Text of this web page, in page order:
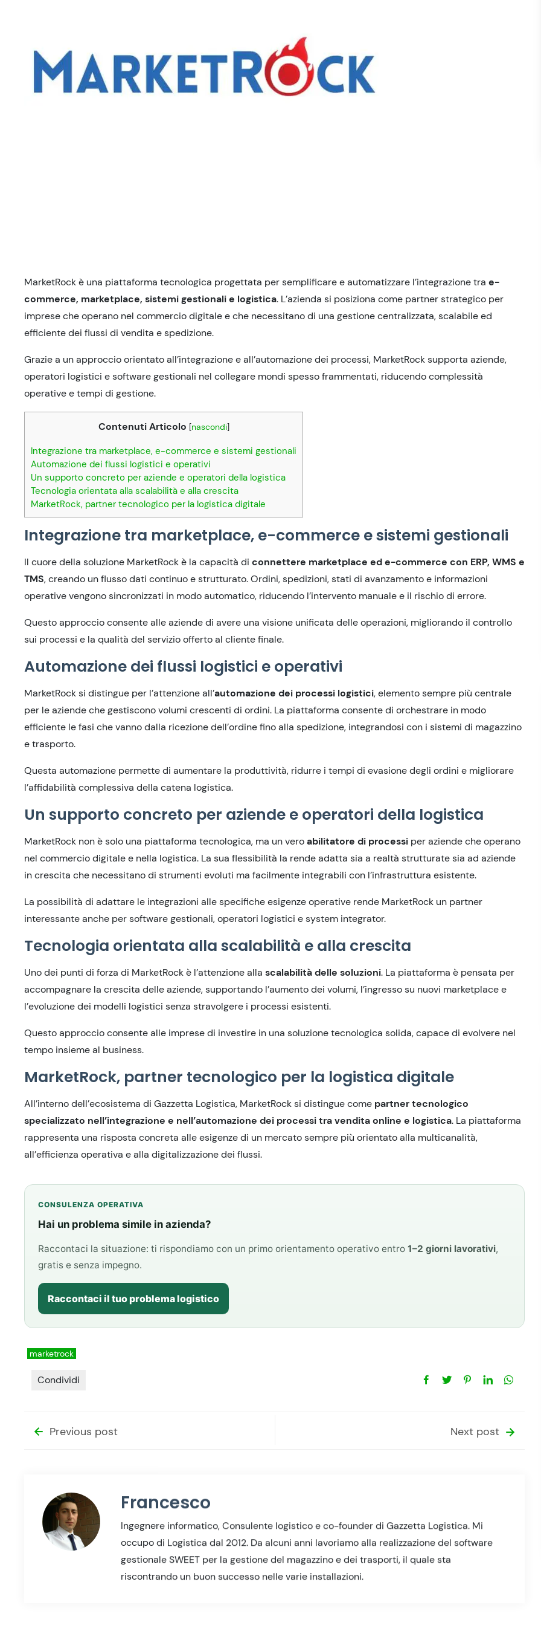
MarketRock è una piattaforma tecnologica progettata per semplificare e automatizzare l’integrazione tra e-
commerce, marketplace, sistemi gestionali e logistica. L’azienda si posiziona come partner strategico per
imprese che operano nel commercio digitale e che necessitano di una gestione centralizzata, scalabile ed
efficiente dei flussi di vendita e spedizione.
Grazie a un approccio orientato all’integrazione e all’automazione dei processi, MarketRock supporta aziende,
operatori logistici e software gestionali nel collegare mondi spesso frammentati, riducendo complessità
operative e tempi di gestione.
Contenuti Articolo [nascondi]
Integrazione tra marketplace, e-commerce e sistemi gestionali
Automazione dei flussi logistici e operativi
Un supporto concreto per aziende e operatori della logistica
Tecnologia orientata alla scalabilità e alla crescita
MarketRock, partner tecnologico per la logistica digitale
Integrazione tra marketplace, e-commerce e sistemi gestionali
Il cuore della soluzione MarketRock è la capacità di connettere marketplace ed e-commerce con ERP, WMS e
TMS, creando un flusso dati continuo e strutturato. Ordini, spedizioni, stati di avanzamento e informazioni
operative vengono sincronizzati in modo automatico, riducendo l’intervento manuale e il rischio di errore.
Questo approccio consente alle aziende di avere una visione unificata delle operazioni, migliorando il controllo
sui processi e la qualità del servizio offerto al cliente finale.
Automazione dei flussi logistici e operativi
MarketRock si distingue per l’attenzione all’automazione dei processi logistici, elemento sempre più centrale
per le aziende che gestiscono volumi crescenti di ordini. La piattaforma consente di orchestrare in modo
efficiente le fasi che vanno dalla ricezione dell’ordine fino alla spedizione, integrandosi con i sistemi di magazzino
e trasporto.
Questa automazione permette di aumentare la produttività, ridurre i tempi di evasione degli ordini e migliorare
l’affidabilità complessiva della catena logistica.
Un supporto concreto per aziende e operatori della logistica
MarketRock non è solo una piattaforma tecnologica, ma un veroabilitatore di processi per aziende che operano
nel commercio digitale e nella logistica. La sua flessibilità la rende adatta sia a realtà strutturate sia ad aziende
in crescita che necessitano di strumenti evoluti ma facilmente integrabili con l’infrastruttura esistente.
La possibilità di adattare le integrazioni alle specifiche esigenze operative rende MarketRock un partner
interessante anche per software gestionali, operatori logistici e system integrator.
Tecnologia orientata alla scalabilità e alla crescita
Uno dei punti di forza di MarketRock è l’attenzione alla scalabilità delle soluzioni. La piattaforma è pensata per
accompagnare la crescita delle aziende, supportando l’aumento dei volumi, l’ingresso su nuovi marketplace e
l’evoluzione dei modelli logistici senza stravolgere i processi esistenti.
Questo approccio consente alle imprese di investire in una soluzione tecnologica solida, capace di evolvere nel
tempo insieme al business.
MarketRock, partner tecnologico per la logistica digitale
All’interno dell’ecosistema di Gazzetta Logistica, MarketRock si distingue come partner tecnologico
specializzato nell’integrazione e nell’automazione dei processi tra vendita online e logistica. La piattaforma
rappresenta una risposta concreta alle esigenze di un mercato sempre più orientato alla multicanalità,
all’efficienza operativa e alla digitalizzazione dei flussi.
CONSULENZA OPERATIVA
Hai un problema simile in azienda?
Raccontaci la situazione: ti rispondiamo con un primo orientamento operativo entro1–2 giorni lavorativi,
gratis e senza impegno.
Raccontaci il tuo problema logistico
marketrock
Condividi
Previous post Next post
Francesco
Ingegnere informatico, Consulente logistico e co-founder di Gazzetta Logistica. Mi
occupo di Logistica dal 2012. Da alcuni anni lavoriamo alla realizzazione del software
gestionale SWEET per la gestione del magazzino e dei trasporti, il quale sta
riscontrando un buon successo nelle varie installazioni.